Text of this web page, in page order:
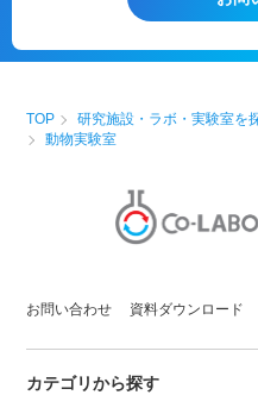
TOP 研究施設・ラボ・実験室を
動物実験室
お問い合わせ 資料ダウンロード
カテゴリから探す